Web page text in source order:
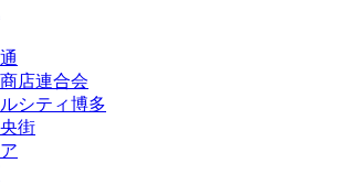
店連合会
シティ博多
街